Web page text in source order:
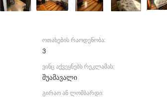
ოთახების რაოდენობა:
3
ვინც აქვეყნებს რეკლამას:
შუამავალი
გირაო ან ლომბარდი: